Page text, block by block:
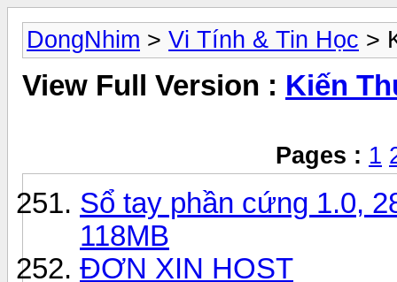
DongNhim > Vi Tính & Tin Học >
View Full Version : Kiến
Pages : 1
Sổ tay phần cứng 1.0,
118MB
ĐƠN XIN HOST